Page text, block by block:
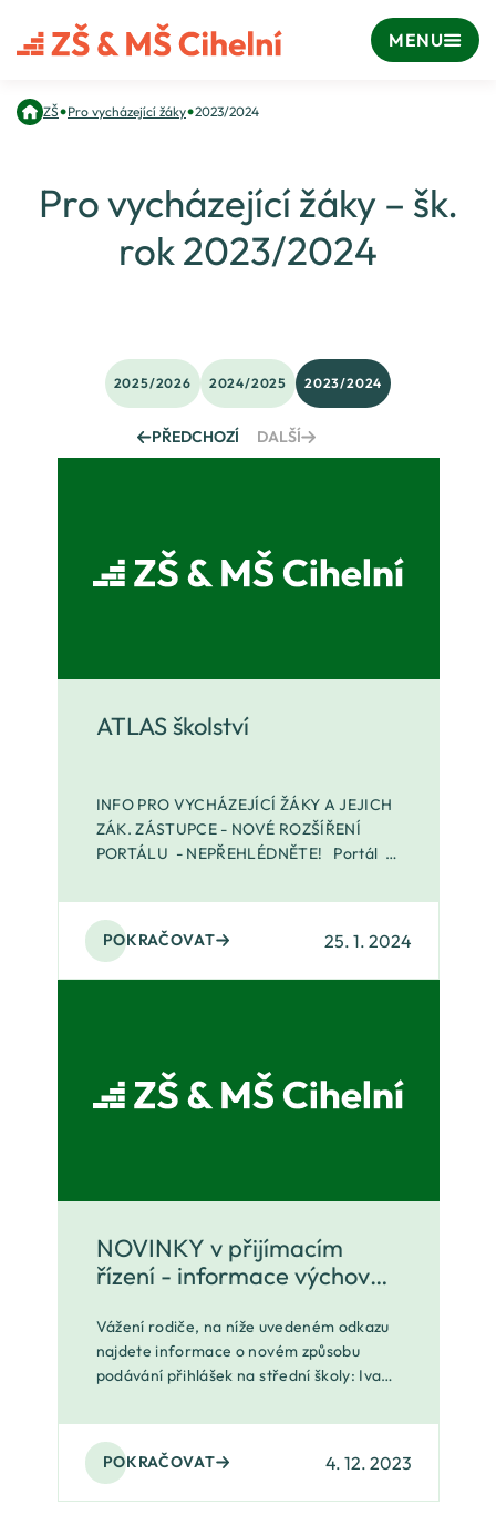
MENU
ZŠ•Pro vycházející žáky•2023/2024
Pro vycházející žáky – šk.
rok 2023/2024
PŘEDCHOZÍ
2025/2026 2024/2025 2023/2024
DALŠÍ
ATLAS školství
INFO PRO VYCHÁZEJÍCÍ ŽÁKY A JEJICH
ZÁK. ZÁSTUPCE - NOVÉ ROZŠÍŘENÍ
PORTÁLU - NEPŘEHLÉDNĚTE! Portál je
INFORMACE K OBORŮM STŘEDNÍCH
ŠKOL, na kte
POKRAČOVAT 25. 1. 2024
NOVINKY v přijímacím
řízení - informace výchovné
Vážení rodiče, na níže uvedeném odkazu
najdete informace o novém způsobu
podávání přihlášek na střední školy: Iva
POKRAČOVAT 4. 12. 2023